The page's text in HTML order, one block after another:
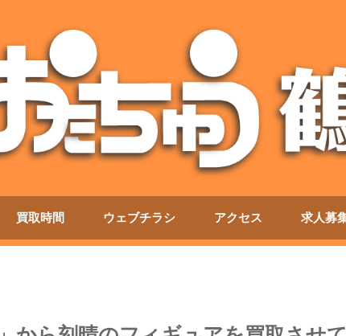
買取時間 ウェブチラシ アクセス 求人募